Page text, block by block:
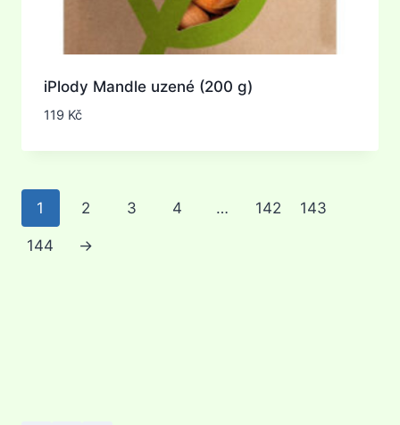
iPlody Mandle uzené (200 g)
119 Kč
1 2 3 4 … 142 143
144 →